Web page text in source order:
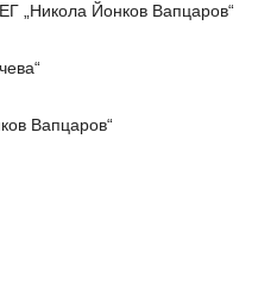
„Никола Йонков Вапцаров“
Вапцаров“